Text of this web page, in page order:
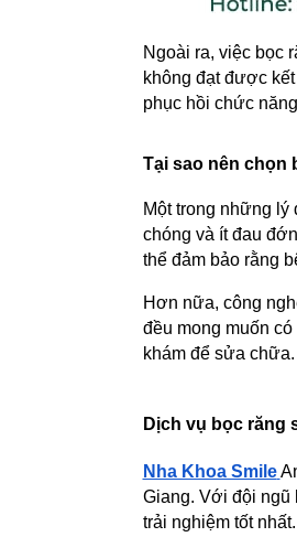
Ngoài ra, việc bọc
không đạt được
phục hồi chức
Tại sao nên chọn
Một trong những
chóng và ít đau
thể đảm bảo rằng
Hơn nữa, công
đều mong muốn
khám để sửa chữa.
Dịch vụ bọc răng
Nha Khoa Smile
Giang. Với đội ngũ
trải nghiệm tốt nhất.